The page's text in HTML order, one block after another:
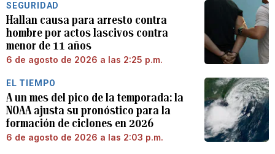
SEGURIDAD
Hallan causa para arresto contra
hombre por actos lascivos contra
menor de 11 años
6 de agosto de 2026 a las 2:25 p.m.
EL TIEMPO
A un mes del pico de la temporada: la
NOAA ajusta su pronóstico para la
formación de ciclones en 2026
6 de agosto de 2026 a las 2:03 p.m.